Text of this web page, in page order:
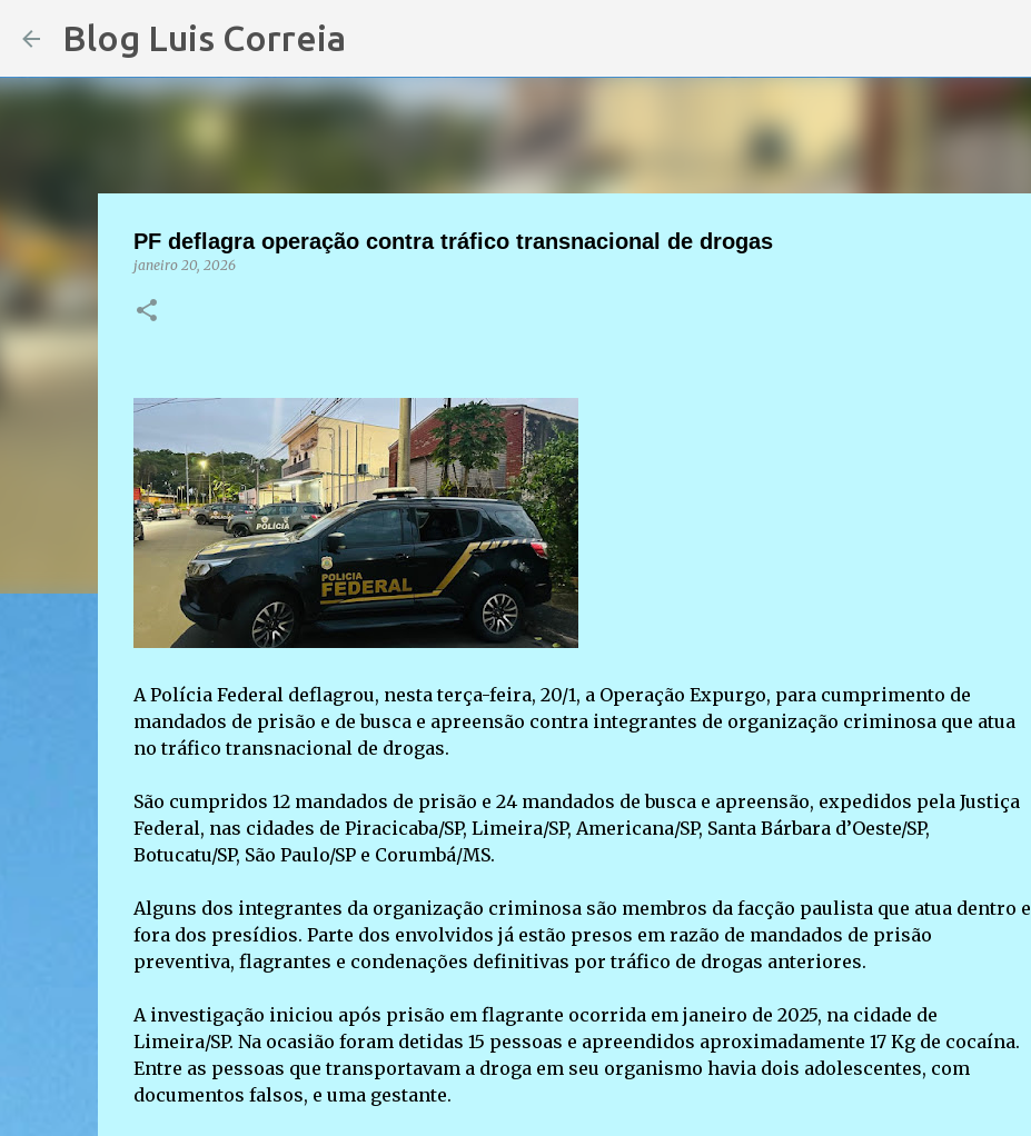
Blog Luis Correia
PF deflagra operação contra tráfico transnacional de drogas
janeiro 20, 2026
A Polícia Federal deflagrou, nesta terça-feira, 20/1, a Operação Expurgo, para cumprimento de
mandados de prisão e de busca e apreensão contra integrantes de organização criminosa que atua
no tráfico transnacional de drogas.
São cumpridos 12 mandados de prisão e 24 mandados de busca e apreensão, expedidos pela Justiça
Federal, nas cidades de Piracicaba/SP, Limeira/SP, Americana/SP, Santa Bárbara d’Oeste/SP,
Botucatu/SP, São Paulo/SP e Corumbá/MS.
Alguns dos integrantes da organização criminosa são membros da facção paulista que atua dentro e
fora dos presídios. Parte dos envolvidos já estão presos em razão de mandados de prisão
preventiva, flagrantes e condenações definitivas por tráfico de drogas anteriores.
A investigação iniciou após prisão em flagrante ocorrida em janeiro de 2025, na cidade de
Limeira/SP. Na ocasião foram detidas 15 pessoas e apreendidos aproximadamente 17 Kg de cocaína.
Entre as pessoas que transportavam a droga em seu organismo havia dois adolescentes, com
documentos falsos, e uma gestante.